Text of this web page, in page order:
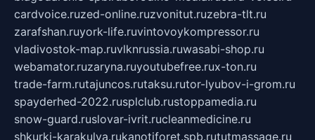
cardvoice.ruzed-online.ruzvonitut.ruzebra-tlt.ru
zarafshan.ruyork-life.ruvintovoykompressor.ru
vladivostok-map.ruvlknrussia.ruwasabi-shop.ru
webamator.ruzaryna.ruyoutubefree.rux-ton.ru
trade-farm.rutajuncos.rutaksu.rutor-lyubov-i-grom.ru
spayderhed-2022.rusplclub.rustoppamedia.ru
snow-guard.ruslovar-ivrit.rucleanmedicine.ru
shkurki-karakulya.rukanotiforet.spb.rututmassage.ru